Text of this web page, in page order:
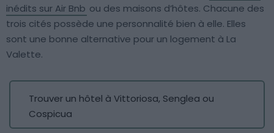
inédits sur Air Bnb ou des maisons d’hôtes. Chacune des
trois cités possède une personnalité bien à elle. Elles
sont une bonne alternative pour un logement à La
Valette.
Trouver un hôtel à Vittoriosa, Senglea ou
Cospicua